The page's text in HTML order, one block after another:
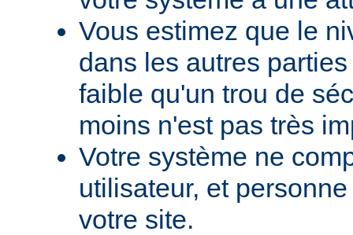
Vous estimez que le
dans les autres
faible qu'un trou de
moins n'est pas très
Votre système ne
utilisateur, et
votre site.